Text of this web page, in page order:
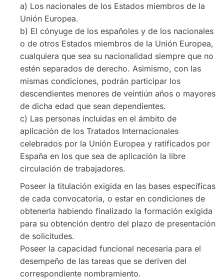
a) Los nacionales de los Estados miembros de la
Unión Europea.
b) El cónyuge de los españoles y de los nacionales
o de otros Estados miembros de la Unión Europea,
cualquiera que sea su nacionalidad siempre que no
estén separados de derecho. Asimismo, con las
mismas condiciones, podrán participar los
descendientes menores de veintiún años o mayores
de dicha edad que sean dependientes.
c) Las personas incluidas en el ámbito de
aplicación de los Tratados Internacionales
celebrados por la Unión Europea y ratificados por
España en los que sea de aplicación la libre
circulación de trabajadores.
Poseer la titulación exigida en las bases específicas
de cada convocatoria, o estar en condiciones de
obtenerla habiendo finalizado la formación exigida
para su obtención dentro del plazo de presentación
de solicitudes.
Poseer la capacidad funcional necesaria para el
desempeño de las tareas que se deriven del
correspondiente nombramiento.